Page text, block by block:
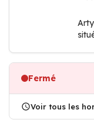
Fermé
Voir tous les